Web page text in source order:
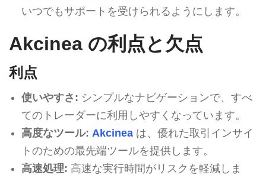
いつでもサポートを受けられるようにします。
Akcinea の利点と欠点
利点
使いやすさ: シンプルなナビゲーションで、すべ
てのトレーダーに利用しやすくなっています。
高度なツール: Akcineaは、優れた取引インサイ
トのための最先端ツールを提供します。
高速処理: 高速な実行時間がリスクを軽減しま